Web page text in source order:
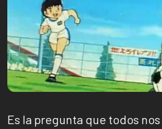
Es la pregunta que todos